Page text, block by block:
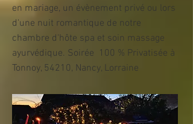
en mariage, un évènement privé ou lors
d'une nuit romantique de notre
chambre d'hôte spa et soin massage
ayurvédique. Soirée 100 % Privatisée à
Tonnoy, 54210, Nancy, Lorraine